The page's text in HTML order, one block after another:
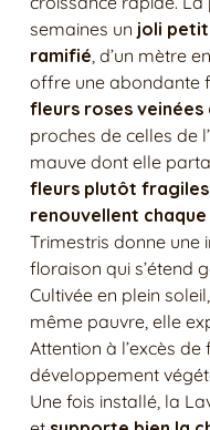
semaines un joli petit
ramifié, d’un mètre
offre une abondante
fleurs roses veinées
proches de celles de
mauve dont elle
fleurs plutôt fragiles
renouvellent
Trimestris donne une
floraison qui s’étend
Cultivée en plein
même pauvre, elle
Attention à l’excès
développement
Une fois installé, la